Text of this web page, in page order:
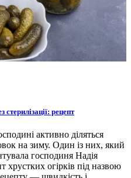
стерилізації: рецепт
активно діляться
на зиму. Один із них, який
господиня Надія
огірків під назвою